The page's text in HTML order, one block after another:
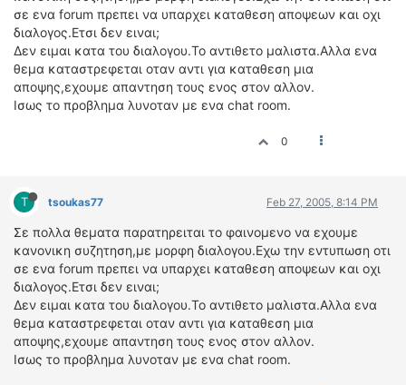
σε ενα forum πρεπει να υπαρχει καταθεση αποψεων και οχι
διαλογος.Ετσι δεν ειναι;
Δεν ειμαι κατα του διαλογου.Το αντιθετο μαλιστα.Αλλα ενα
θεμα καταστρεφεται οταν αντι για καταθεση μια
αποψης,εχουμε απαντηση τους ενος στον αλλον.
Ισως το προβλημα λυνοταν με ενα chat room.
0
T tsoukas77 Feb 27, 2005, 8:14 PM
Σε πολλα θεματα παρατηρειται το φαινομενο να εχουμε
κανονικη συζητηση,με μορφη διαλογου.Εχω την εντυπωση οτι
σε ενα forum πρεπει να υπαρχει καταθεση αποψεων και οχι
διαλογος.Ετσι δεν ειναι;
Δεν ειμαι κατα του διαλογου.Το αντιθετο μαλιστα.Αλλα ενα
θεμα καταστρεφεται οταν αντι για καταθεση μια
αποψης,εχουμε απαντηση τους ενος στον αλλον.
Ισως το προβλημα λυνοταν με ενα chat room.
ΟΔΟΙΠΟΡΙΚΑ
VIDEO
4TTV
ΝΕΑ ΜΟΝΤΕΛΑ
ΑΓΩΝΕΣ
ΕΙΔΗΣΕΙΣ – ΠΑΡΟΥΣΙΑΣΕΙΣ
ΛΕΞΙΚΟ
ΠΕΡΙΒΑΛΛΟΝ
ΔΟΚΙΜΕΣ – ΠΑΡΟΥΣΙΑΣΕΙΣ
ΕΙΔΗΣΕΙΣ
ΑΓΩΝΕΣ